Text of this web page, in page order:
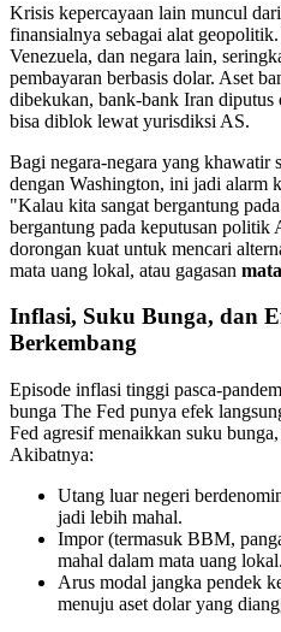
Krisis kepercayaan lain muncul
finansialnya sebagai alat
Venezuela, dan negara lain,
pembayaran berbasis dolar. Aset
dibekukan, bank-bank Iran
bisa diblok lewat yurisdiksi AS.
Bagi negara-negara yang khawatir
dengan Washington, ini jadi alarm
"Kalau kita sangat bergantung
bergantung pada keputusan
dorongan kuat untuk mencari
mata uang lokal, atau gagasan
Inflasi, Suku Bunga, dan
Berkembang
Episode inflasi tinggi pasca-
bunga The Fed punya efek
Fed agresif menaikkan suku
Akibatnya:
Utang luar negeri
jadi lebih mahal.
Impor (termasuk BBM,
mahal dalam mata uang lokal.
Arus modal jangka pendek
menuju aset dolar yang